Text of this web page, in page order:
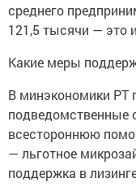
среднего
121,5 тысячи — это
Какие меры
В минэкономики РТ
подведомственные
всестороннюю
— льготное
поддержка в